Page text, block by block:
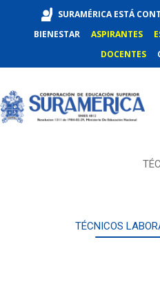
SURAMÉRICA ESTÁ
BIENESTAR
ASPIRANTES
DOCENTES
TÉCNICOS